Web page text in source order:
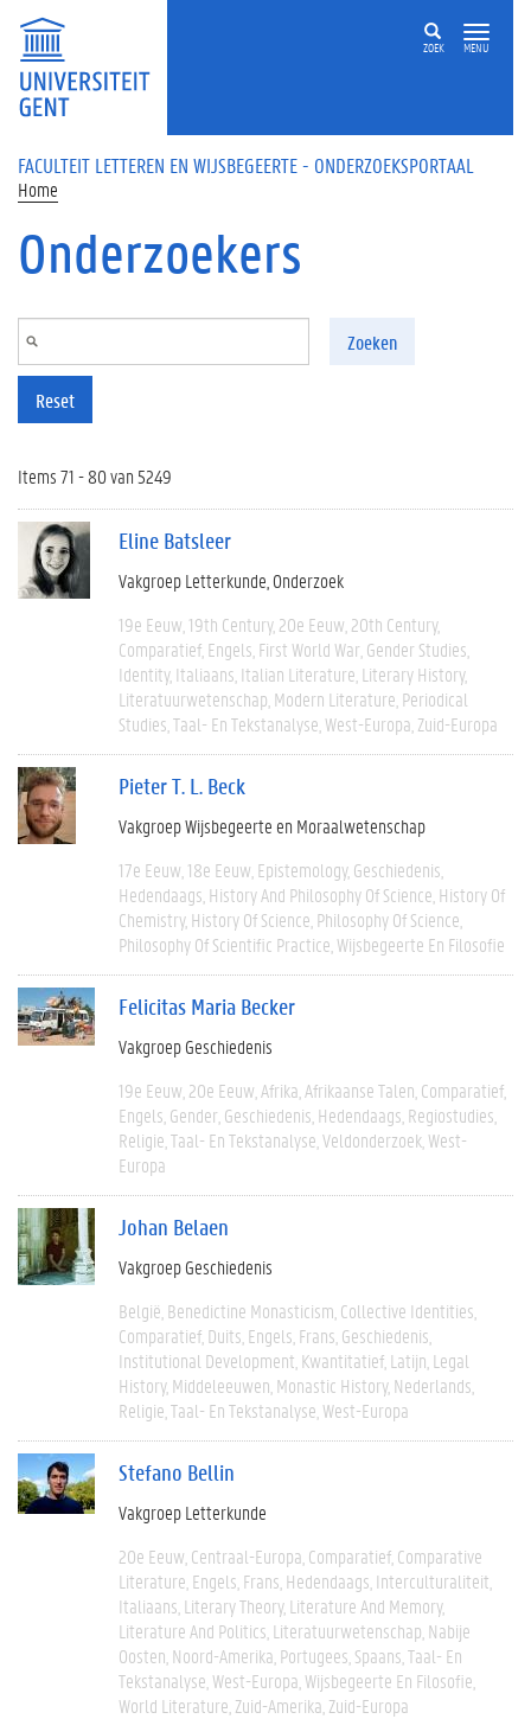
Overslaan en naar de inhoud gaan
ZOEK MENU
FACULTEIT LETTEREN EN WIJSBEGEERTE - ONDERZOEKSPORTAAL
Home
Onderzoekers
Zoeken
Reset
Items 71 - 80 van 5249
Eline Batsleer
Vakgroep Letterkunde Onderzoek
19e Eeuw 19th Century 20e Eeuw 20th Century
Comparatief Engels First World War Gender Studies
Identity Italiaans Italian Literature Literary History
Literatuurwetenschap Modern Literature Periodical
Studies Taal- En Tekstanalyse West-Europa Zuid-Europa
Pieter T. L. Beck
Vakgroep Wijsbegeerte en Moraalwetenschap
17e Eeuw 18e Eeuw Epistemology Geschiedenis
Hedendaags History And Philosophy Of Science History Of
Chemistry History Of Science Philosophy Of Science
Philosophy Of Scientific Practice Wijsbegeerte En Filosofie
Felicitas Maria Becker
Vakgroep Geschiedenis
19e Eeuw 20e Eeuw Afrika Afrikaanse Talen Comparatief
Engels Gender Geschiedenis Hedendaags Regiostudies
Religie Taal- En Tekstanalyse Veldonderzoek West-
Europa
Johan Belaen
Vakgroep Geschiedenis
België Benedictine Monasticism Collective Identities
Comparatief Duits Engels Frans Geschiedenis
Institutional Development Kwantitatief Latijn Legal
History Middeleeuwen Monastic History Nederlands
Religie Taal- En Tekstanalyse West-Europa
Stefano Bellin
Vakgroep Letterkunde
20e Eeuw Centraal-Europa Comparatief Comparative
Literature Engels Frans Hedendaags Interculturaliteit
Italiaans Literary Theory Literature And Memory
Literature And Politics Literatuurwetenschap Nabije
Oosten Noord-Amerika Portugees Spaans Taal- En
Tekstanalyse West-Europa Wijsbegeerte En Filosofie
World Literature Zuid-Amerika Zuid-Europa